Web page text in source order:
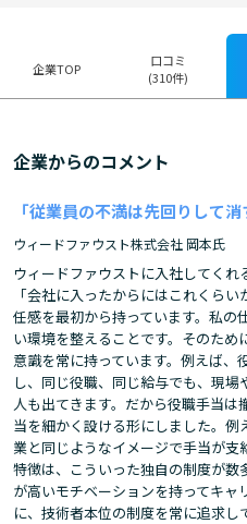
企業TOP
口コミ
(310件)
企業からのコメント
「従業員の不満は先回りして
ウィードファウスト株式会社 岡本氏
ウィードファウストに入社してくれ
「会社に入ったからにはこれくら
任感を最初から持っています。私の
い環境を整えることです。そのため
意識を常に持っています。例えば、
し、同じ役職、同じ給与でも、現
人も出てきます。だから役職手当
当を細かく設ける形にしました。
業と同じようなイメージで手当が
特徴は、こういった独自の制度が
が高いモチベーションを持ってキャ
に、技術者本位の制度を常に追求し